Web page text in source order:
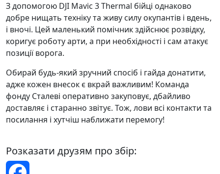
Розказати друзям про збір:
З допомогою DJI Mavic 3 Thermal бійці однаково
добре нищать техніку та живу силу окупантів і вдень,
і вночі. Цей маленький помічник здійснює розвідку,
коригує роботу арти, а при необхідності і сам атакує
позиції ворога.
Обирай будь-який зручний спосіб і гайда донатити,
адже кожен внесок є вкрай важливим! Команда
фонду Сталеві оперативно закуповує, дбайливо
доставляє і старанно звітує. Тож, лови всі контакти та
посилання і хутчіш наближати перемогу!